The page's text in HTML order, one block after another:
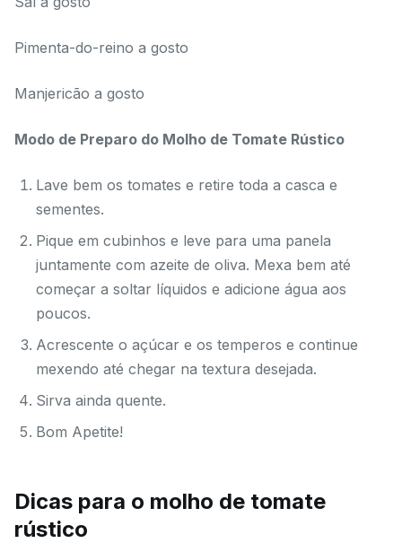
Pimenta-do-reino a gosto
Manjericão a gosto
Modo de Preparo do Molho de Tomate Rústico
Lave bem os tomates e retire toda a casca e
sementes.
Pique em cubinhos e leve para uma panela
juntamente com azeite de oliva. Mexa bem até
começar a soltar líquidos e adicione água aos
poucos.
Acrescente o açúcar e os temperos e continue
mexendo até chegar na textura desejada.
Sirva ainda quente.
Bom Apetite!
Dicas para o molho de tomate
rústico